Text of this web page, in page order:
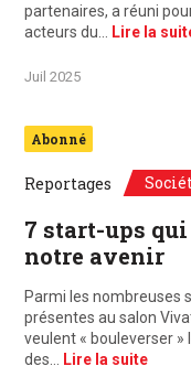
partenaires, a réuni
acteurs du…
Lire la
Juil 2025
Abonné
Reportages
7 start-ups
notre avenir
Parmi les nombreuses
présentes au salon
veulent « bouleverser
des…
Lire la suite